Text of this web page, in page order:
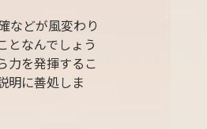
などが風変わり
となんでしょう
力を発揮するこ
明に善処しま